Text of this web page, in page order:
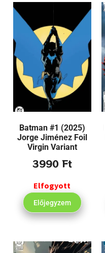
Batman #1 (2025)
Jorge Jiménez Foil
Virgin Variant
3990Ft
Elfogyott
Előjegyzem